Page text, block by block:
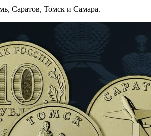
Саратов, Томск и Самара.